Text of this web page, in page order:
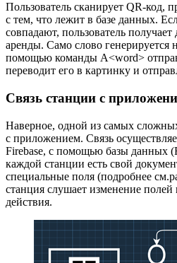
Пользователь сканирует QR-код,
с тем, что лежит в базе данных.
совпадают, пользователь
аренды. Само слово генерируется
помощью команды A<word>
переводит его в картинку и
Связь станции с
Наверное, одной из самых сложных
с приложением. Связь
Firebase, с помощью базы данных
каждой станции есть свой
специальные поля (подробнее
станция слушает изменение
действия.